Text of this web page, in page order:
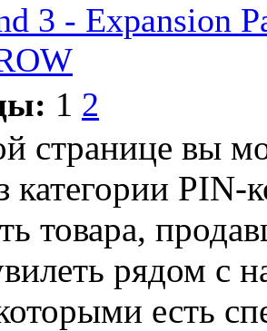
3 - Expansion
1 2
странице вы
категории
товара,
рядом с
есть